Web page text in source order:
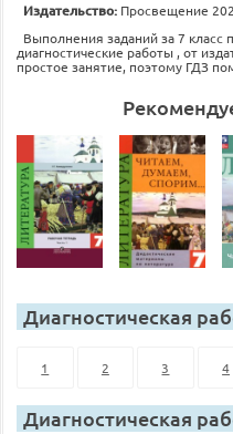
Издательство: Просвещение
Выполнения заданий за 7 класс
диагностические работы , от
простое занятие, поэтому ГДЗ
Диагностическая
1 2 3 4
Диагностическая